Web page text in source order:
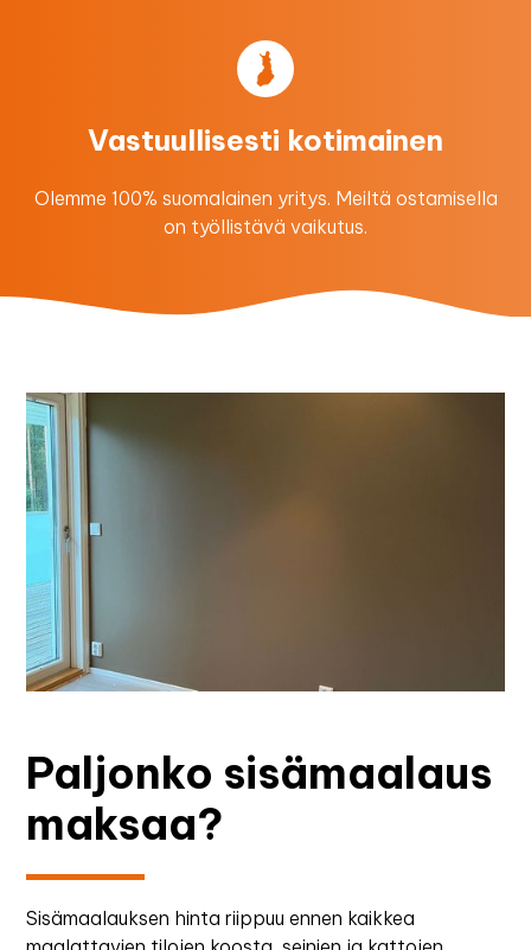
Vastuullisesti kotimainen
Olemme 100% suomalainen yritys. Meiltä ostamisella
on työllistävä vaikutus.
Paljonko sisämaalaus
maksaa?
Sisämaalauksen hinta riippuu ennen kaikkea